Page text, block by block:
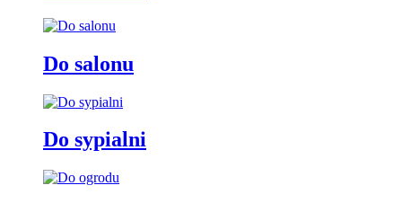
Do salonu
Do sypialni